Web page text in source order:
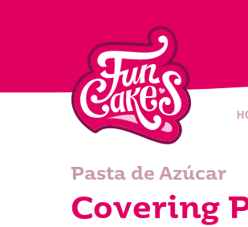
Pasta de Azúcar
Covering